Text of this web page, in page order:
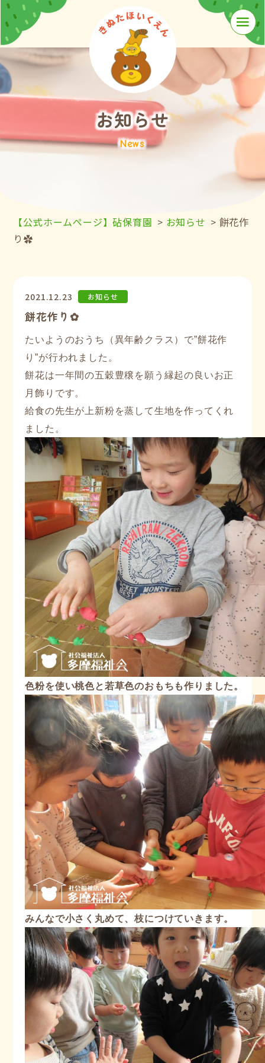
≡
お知らせ
News
【公式ホームページ】砧保育園 > お知らせ > 餅花作
り✿
2021.12.23 お知らせ
餅花作り✿
たいようのおうち（異年齢クラス）で”餅花作
り”が行われました。
餅花は一年間の五穀豊穣を願う縁起の良いお正
月飾りです。
給食の先生が上新粉を蒸して生地を作ってくれ
ました。
色粉を使い桃色と若草色のおもちも作りました。
みんなで小さく丸めて、枝につけていきます。